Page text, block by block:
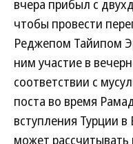
вчера прибыл с
чтобы провести
Реджепом Тайипом
ним участие в
соответствии с
поста во время
вступления Турции
может рассчитывать